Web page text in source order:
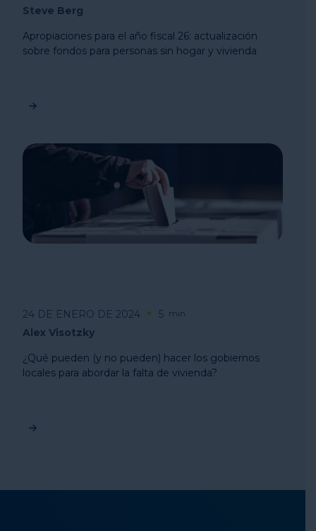
Steve Berg
Apropiaciones para el año fiscal 26: actualización
sobre fondos para personas sin hogar y vivienda
24 DE ENERO DE 2024 5 min
Alex Visotzky
¿Qué pueden (y no pueden) hacer los gobiernos
locales para abordar la falta de vivienda?